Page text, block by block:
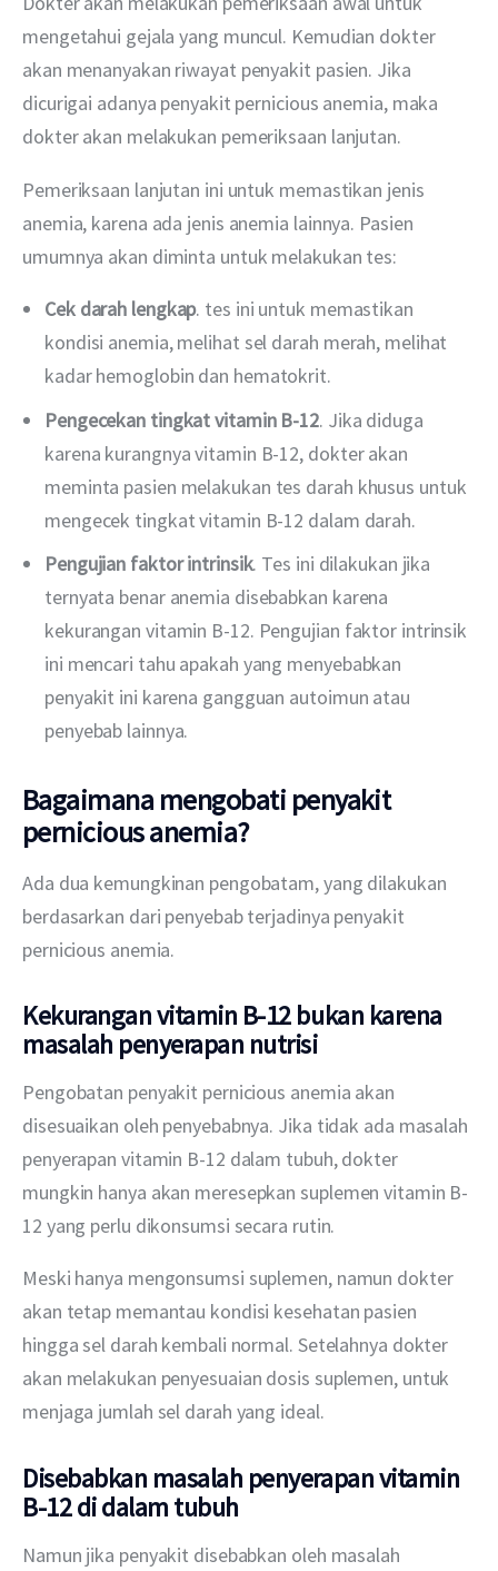
mengetahui gejala yang muncul. Kemudian dokter
akan menanyakan riwayat penyakit pasien. Jika
dicurigai adanya penyakit pernicious anemia, maka
dokter akan melakukan pemeriksaan lanjutan.
Pemeriksaan lanjutan ini untuk memastikan jenis
anemia, karena ada jenis anemia lainnya. Pasien
umumnya akan diminta untuk melakukan tes:
Cek darah lengkap. tes ini untuk memastikan
kondisi anemia, melihat sel darah merah, melihat
kadar hemoglobin dan hematokrit.
Pengecekan tingkat vitamin B-12. Jika diduga
karena kurangnya vitamin B-12, dokter akan
meminta pasien melakukan tes darah khusus untuk
mengecek tingkat vitamin B-12 dalam darah.
Pengujian faktor intrinsik. Tes ini dilakukan jika
ternyata benar anemia disebabkan karena
kekurangan vitamin B-12. Pengujian faktor intrinsik
ini mencari tahu apakah yang menyebabkan
penyakit ini karena gangguan autoimun atau
penyebab lainnya.
Bagaimana mengobati penyakit
pernicious anemia?
Ada dua kemungkinan pengobatam, yang dilakukan
berdasarkan dari penyebab terjadinya penyakit
pernicious anemia.
Kekurangan vitamin B-12 bukan karena
masalah penyerapan nutrisi
Pengobatan penyakit pernicious anemia akan
disesuaikan oleh penyebabnya. Jika tidak ada masalah
penyerapan vitamin B-12 dalam tubuh, dokter
mungkin hanya akan meresepkan suplemen vitamin B-
12 yang perlu dikonsumsi secara rutin.
Meski hanya mengonsumsi suplemen, namun dokter
akan tetap memantau kondisi kesehatan pasien
hingga sel darah kembali normal. Setelahnya dokter
akan melakukan penyesuaian dosis suplemen, untuk
menjaga jumlah sel darah yang ideal.
Disebabkan masalah penyerapan vitamin
B-12 di dalam tubuh
Namun jika penyakit disebabkan oleh masalah